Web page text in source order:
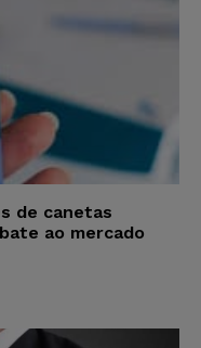
de canetas
ao mercado